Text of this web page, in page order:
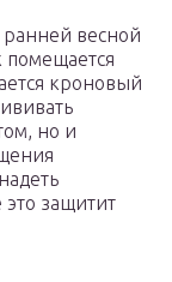
ранней весной
кроновый
но и
защитит